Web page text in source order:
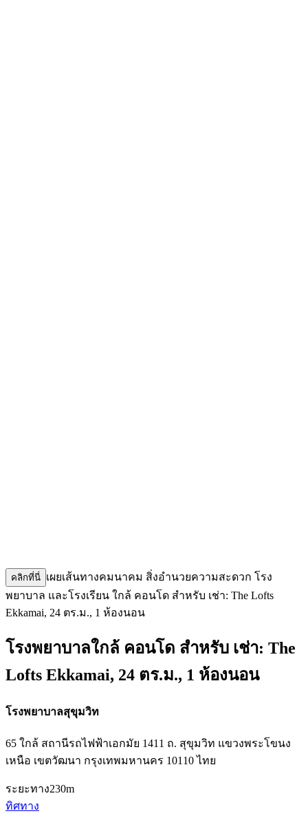
คลิกที่นี่ เผยเส้นทางคมนาคม สิ่งอำนวยความสะดวก โรง
พยาบาล และโรงเรียน ใกล้ คอนโด สำหรับ เช่า: The Lofts
Ekkamai, 24 ตร.ม., 1 ห้องนอน
โรงพยาบาลใกล้ คอนโด สำหรับ เช่า: The
Lofts Ekkamai, 24 ตร.ม., 1 ห้องนอน
โรงพยาบาลสุขุมวิท
65 ใกล้ สถานีรถไฟฟ้าเอกมัย 1411 ถ. สุขุมวิท แขวงพระโขนง
เหนือ เขตวัฒนา กรุงเทพมหานคร 10110 ไทย
ระยะทาง230m
ทิศทาง